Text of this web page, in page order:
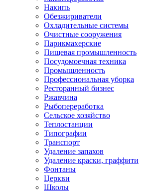
Накипь
Обезжириватели
Охладительные системы
Очистные сооружения
Парикмахерские
Пищевая промышленность
Посудомоечная техника
Промышленность
Профессиональная уборка
Ресторанный бизнес
Ржавчина
Рыбопереработка
Сельское хозяйство
Теплостанции
Типографии
Транспорт
Удаление запахов
Удаление краски, граффити
Фонтаны
Церкви
Школы